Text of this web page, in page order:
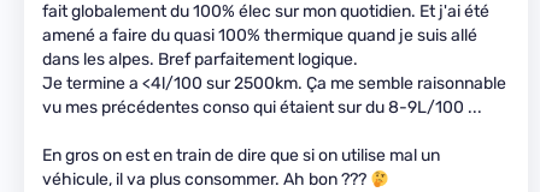
fait globalement du 100% élec sur mon quotidien. Et j'ai été
amené a faire du quasi 100% thermique quand je suis allé
dans les alpes. Bref parfaitement logique.
Je termine a <4l/100 sur 2500km. Ça me semble raisonnable
vu mes précédentes conso qui étaient sur du 8-9L/100 ...
En gros on est en train de dire que si on utilise mal un
véhicule, il va plus consommer. Ah bon ???